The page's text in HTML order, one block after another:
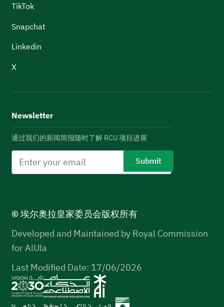
TikTok
Snapchat
Linkedin
X
Newsletter
通过我们的新闻简报随时了解 RCU 项目进展
© 埃尔奥拉皇家委员会版权所有
Developed and Maintained by Royal Commission
for AlUla
Last Modified Date: 17/06/2026